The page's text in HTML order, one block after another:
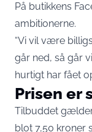
På butikkens
ambitionerne.
“Vi vil være
går ned, så går
hurtigt har fået
Prisen er
Tilbuddet
blot 7,50 kroner